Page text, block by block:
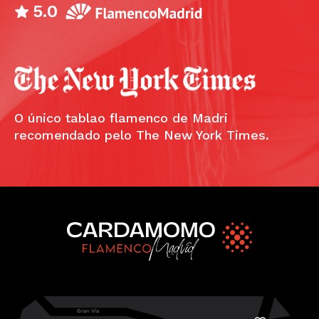
5.0
O único tablao flamenco de Madri
recomendado pelo The New York Times.